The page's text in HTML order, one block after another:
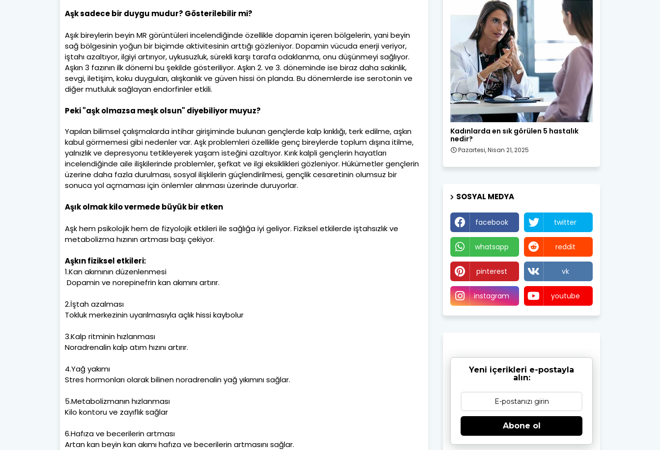
Aşk sadece bir duygu mudur? Gösterilebilir mi?
Aşık bireylerin beyin MR görüntüleri incelendiğinde özellikle dopamin içeren bölgelerin, yani beyin
sağ bölgesinin yoğun bir biçimde aktivitesinin arttığı gözleniyor. Dopamin vücuda enerji veriyor,
iştahı azaltıyor, ilgiyi artırıyor, uykusuzluk, sürekli karşı tarafa odaklanma, onu düşünmeyi sağlıyor.
Aşkın 3 fazının ilk dönemi bu şekilde gösteriliyor. Aşkın 2. ve 3. döneminde ise biraz daha sakinlik,
sevgi, iletişim, koku duyguları, alışkanlık ve güven hissi ön planda. Bu dönemlerde ise serotonin ve
diğer mutluluk sağlayan endorfinler etkili.
Peki "aşk olmazsa meşk olsun" diyebiliyor muyuz?
Yapılan bilimsel çalışmalarda intihar girişiminde bulunan gençlerde kalp kırıklığı, terk edilme, aşkın
kabul görmemesi gibi nedenler var. Aşk problemleri özellikle genç bireylerde toplum dışına itilme,
yalnızlık ve depresyonu tetikleyerek yaşam isteğini azaltıyor. Kırık kalpli gençlerin hayatları
incelendiğinde aile ilişkilerinde problemler, şefkat ve ilgi eksiklikleri gözleniyor. Hükümetler gençlerin
üzerine daha fazla durulması, sosyal ilişkilerin güçlendirilmesi, gençlik cesaretinin olumsuz bir
sonuca yol açmaması için önlemler alınması üzerinde duruyorlar.
Aşık olmak kilo vermede büyük bir etken
Aşk hem psikolojik hem de fizyolojik etkileri ile sağlığa iyi geliyor. Fiziksel etkilerde iştahsızlık ve
metabolizma hızının artması başı çekiyor.
Aşkın fiziksel etkileri:
1.Kan akımının düzenlenmesi
Dopamin ve norepinefrin kan akımını artırır.
2.İştah azalması
Tokluk merkezinin uyarılmasıyla açlık hissi kaybolur
3.Kalp ritminin hızlanması
Noradrenalin kalp atım hızını artırır.
4.Yağ yakımı
Stres hormonları olarak bilinen noradrenalin yağ yıkımını sağlar.
5.Metabolizmanın hızlanması
Kilo kontoru ve zayıflık sağlar
6.Hafıza ve becerilerin artması
Artan kan beyin kan akımı hafıza ve becerilerin artmasını sağlar.
Kadın Sağlığı
Kadınlarda en sık görülen 5 hastalık
nedir?
Pazartesi, Nisan 21, 2025
SOSYAL MEDYA
facebook twitter
whatsapp reddit
pinterest vk
instagram youtube
Yeni içerikleri e-postayla
alın:
Abone ol